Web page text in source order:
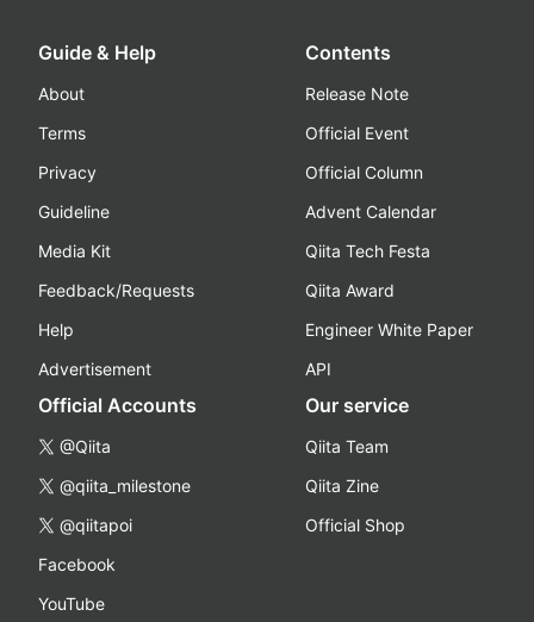
Guide & Help
About
Terms
Privacy
Guideline
Media Kit
Feedback/Requests
Help
Advertisement
Contents
Release Note
Official Event
Official Column
Advent Calendar
Qiita Tech Festa
Qiita Award
Engineer White Paper
API
Official Accounts
@Qiita
@qiita_milestone
@qiitapoi
Facebook
YouTube
Our service
Qiita Team
Qiita Zine
Official Shop